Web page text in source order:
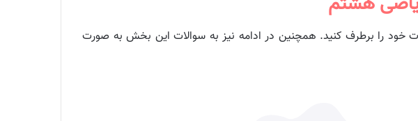
هشتم را مشاهده کنید و مشکلات خود را برطرف کنید. همچنین در ادامه نیز به سوالات این بخش به صورت